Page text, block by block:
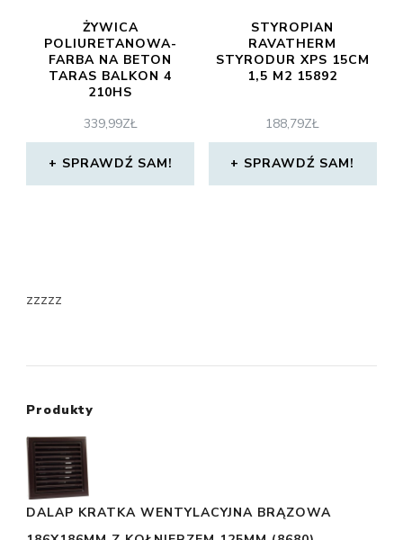
ŻYWICA
POLIURETANOWA-
FARBA NA BETON
TARAS BALKON 4
210HS
339,99ZŁ
SPRAWDŹ SAM!
STYROPIAN
RAVATHERM
STYRODUR XPS 15CM
1,5 M2 15892
188,79ZŁ
SPRAWDŹ SAM!
zzzzz
Produkty
DALAP KRATKA WENTYLACYJNA BRĄZOWA